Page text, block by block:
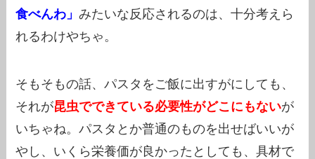
食べんわ」みたいな反応されるのは、十分考えら
れるわけやちゃ。
そもそもの話、パスタをご飯に出すがにしても、
それが昆虫でできている必要性がどこにもないが
いちゃね。パスタとか普通のものを出せばいいが
やし、いくら栄養価が良かったとしても、具材で